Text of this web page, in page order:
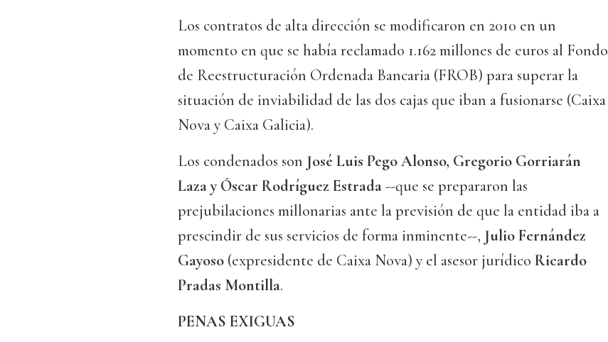
Los contratos de alta dirección se modificaron en 2010 en un
momento en que se había reclamado 1.162 millones de euros al Fondo
de Reestructuración Ordenada Bancaria (FROB) para superar la
situación de inviabilidad de las dos cajas que iban a fusionarse (Caixa
Nova y Caixa Galicia).
Los condenados son José Luis Pego Alonso, Gregorio Gorriarán
Laza y Óscar Rodríguez Estrada--que se prepararon las
prejubilaciones millonarias ante la previsión de que la entidad iba a
prescindir de sus servicios de forma inminente--, Julio Fernández
Gayoso (expresidente de Caixa Nova) y el asesor jurídico Ricardo
Pradas Montilla.
PENAS EXIGUAS